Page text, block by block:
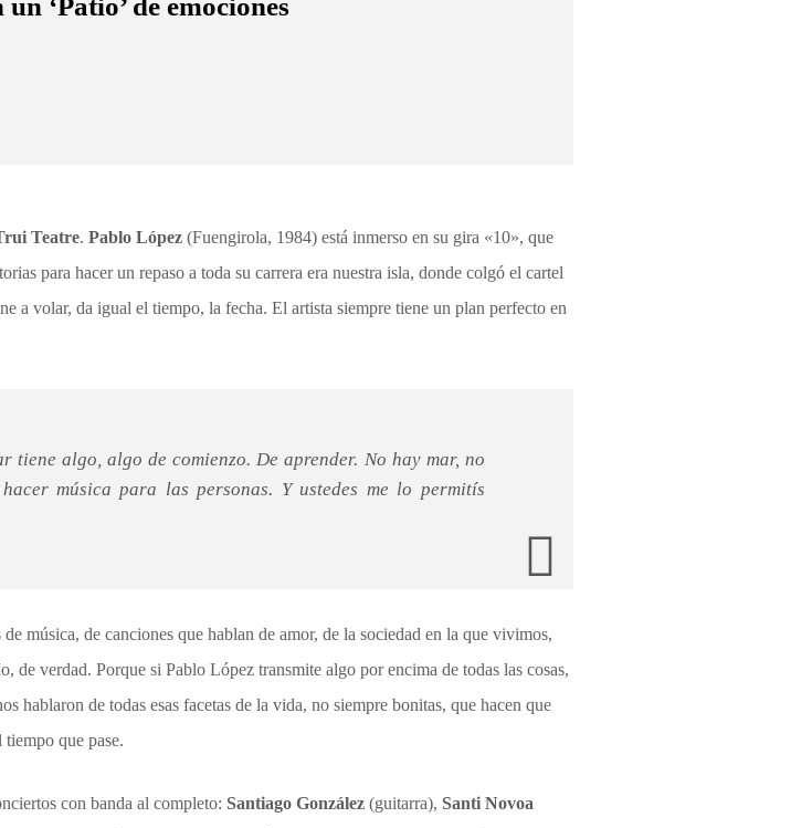
Teatre.Pablo López (Fuengirola, 1984) está inmerso en su gira «10», que
para hacer un repaso a toda su carrera era nuestra isla, donde colgó el cartel
a volar, da igual el tiempo, la fecha. El artista siempre tiene un plan perfecto en
tiene algo, algo de comienzo. De aprender. No hay mar, no
música para las personas. Y ustedes me lo permitís
música, de canciones que hablan de amor, de la sociedad en la que vivimos,
de verdad. Porque si Pablo López transmite algo por encima de todas las cosas,
hablaron de todas esas facetas de la vida, no siempre bonitas, que hacen que
que pase.
con banda al completo: Santiago González (guitarra), Santi Novoa